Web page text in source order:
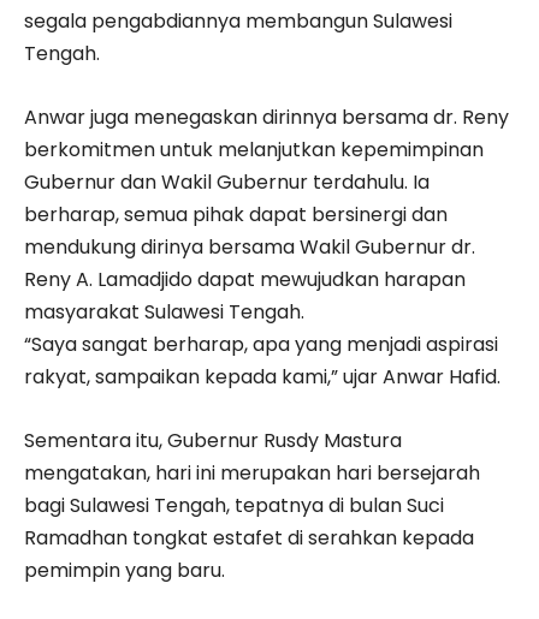
segala pengabdiannya membangun Sulawesi
Tengah.
Anwar juga menegaskan dirinnya bersama dr. Reny
berkomitmen untuk melanjutkan kepemimpinan
Gubernur dan Wakil Gubernur terdahulu. Ia
berharap, semua pihak dapat bersinergi dan
mendukung dirinya bersama Wakil Gubernur dr.
Reny A. Lamadjido dapat mewujudkan harapan
masyarakat Sulawesi Tengah.
“Saya sangat berharap, apa yang menjadi aspirasi
rakyat, sampaikan kepada kami,” ujar Anwar Hafid.
Sementara itu, Gubernur Rusdy Mastura
mengatakan, hari ini merupakan hari bersejarah
bagi Sulawesi Tengah, tepatnya di bulan Suci
Ramadhan tongkat estafet di serahkan kepada
pemimpin yang baru.